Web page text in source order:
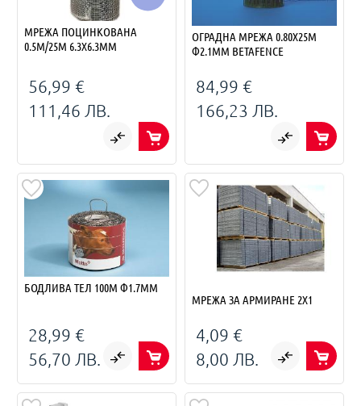
МРЕЖА ПОЦИНКОВАНА
0.5М/25М 6.3Х6.3ММ
56,99 €
111,46 ЛВ.
ОГРАДНА МРЕЖА 0.80X25M
Ф2.1ММ BETAFENCE
84,99 €
166,23 ЛВ.
БОДЛИВА ТЕЛ 100М Ф1.7ММ
28,99 €
56,70 ЛВ.
МРЕЖА ЗА АРМИРАНЕ 2X1
4,09 €
8,00 ЛВ.